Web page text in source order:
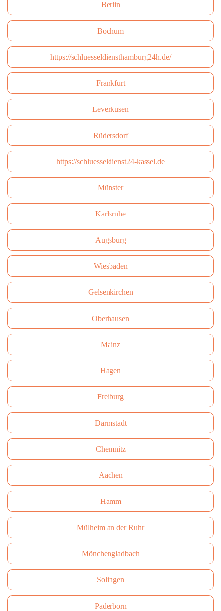
Berlin
Bochum
https://schluesseldiensthamburg24h.de/
Frankfurt
Leverkusen
Rüdersdorf
https://schluesseldienst24-kassel.de
Münster
Karlsruhe
Augsburg
Wiesbaden
Gelsenkirchen
Oberhausen
Mainz
Hagen
Freiburg
Darmstadt
Сhemnitz
Aachen
Hamm
Mülheim an der Ruhr
Mönchengladbach
Solingen
Paderborn